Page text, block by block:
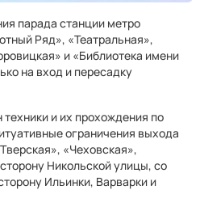
парада станции метро
Ряд», «Театральная»,
и «Библиотека имени
на вход и пересадку
и их прохождения по
ограничения выхода
«Чеховская»,
Никольской улицы, со
Ильинки, Варварки и